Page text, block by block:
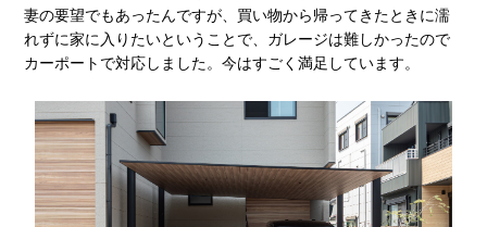
妻の要望でもあったんですが、買い物から帰ってきたときに濡
れずに家に入りたいということで、ガレージは難しかったので
カーポートで対応しました。今はすごく満足しています。